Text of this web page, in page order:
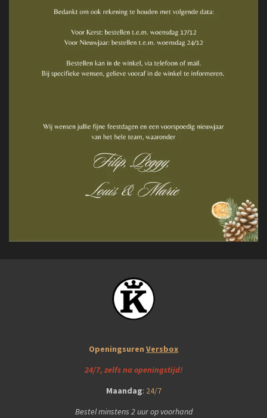
Openingsuren Versbox
24/7, zelfs na openingstijd!
Maandag: 24/7
Bestel minstens 2 uur op voorhand